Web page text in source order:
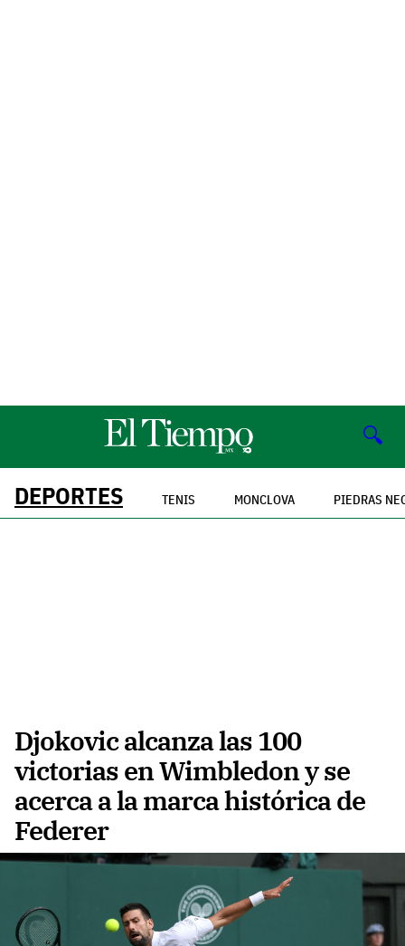
🔍
DEPORTES TENIS MONCLOVA PIEDRAS
Djokovic alcanza las 100
victorias en Wimbledon y se
acerca a la marca histórica de
Federer